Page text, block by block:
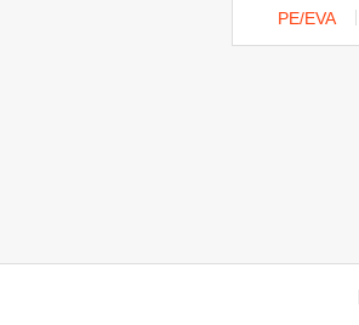
PE/EVA